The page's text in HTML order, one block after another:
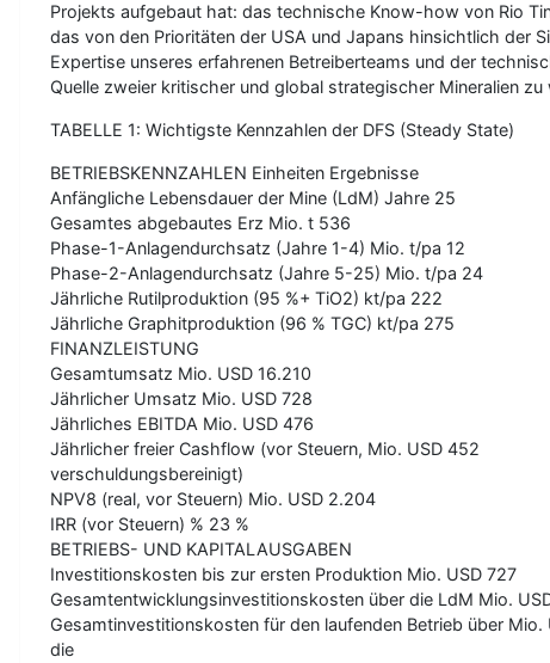
Projekts aufgebaut hat: das technische Know-how von Rio
das von den Prioritäten der USA und Japans hinsichtlich der
Expertise unseres erfahrenen Betreiberteams und der
Quelle zweier kritischer und global strategischer Mineralien
TABELLE 1: Wichtigste Kennzahlen der DFS (Steady State)
BETRIEBSKENNZAHLEN Einheiten Ergebnisse
Anfängliche Lebensdauer der Mine (LdM) Jahre 25
Gesamtes abgebautes Erz Mio. t 536
Phase-1-Anlagendurchsatz (Jahre 1-4) Mio. t/pa 12
Phase-2-Anlagendurchsatz (Jahre 5-25) Mio. t/pa 24
Jährliche Rutilproduktion (95 %+ TiO2) kt/pa 222
Jährliche Graphitproduktion (96 % TGC) kt/pa 275
FINANZLEISTUNG
Gesamtumsatz Mio. USD 16.210
Jährlicher Umsatz Mio. USD 728
Jährliches EBITDA Mio. USD 476
Jährlicher freier Cashflow (vor Steuern, Mio. USD 452
verschuldungsbereinigt)
NPV8 (real, vor Steuern) Mio. USD 2.204
IRR (vor Steuern) % 23 %
BETRIEBS- UND KAPITALAUSGABEN
Investitionskosten bis zur ersten Produktion Mio. USD 727
Gesamtentwicklungsinvestitionskosten über die LdM Mio.
Gesamtinvestitionskosten für den laufenden Betrieb über Mio.
die